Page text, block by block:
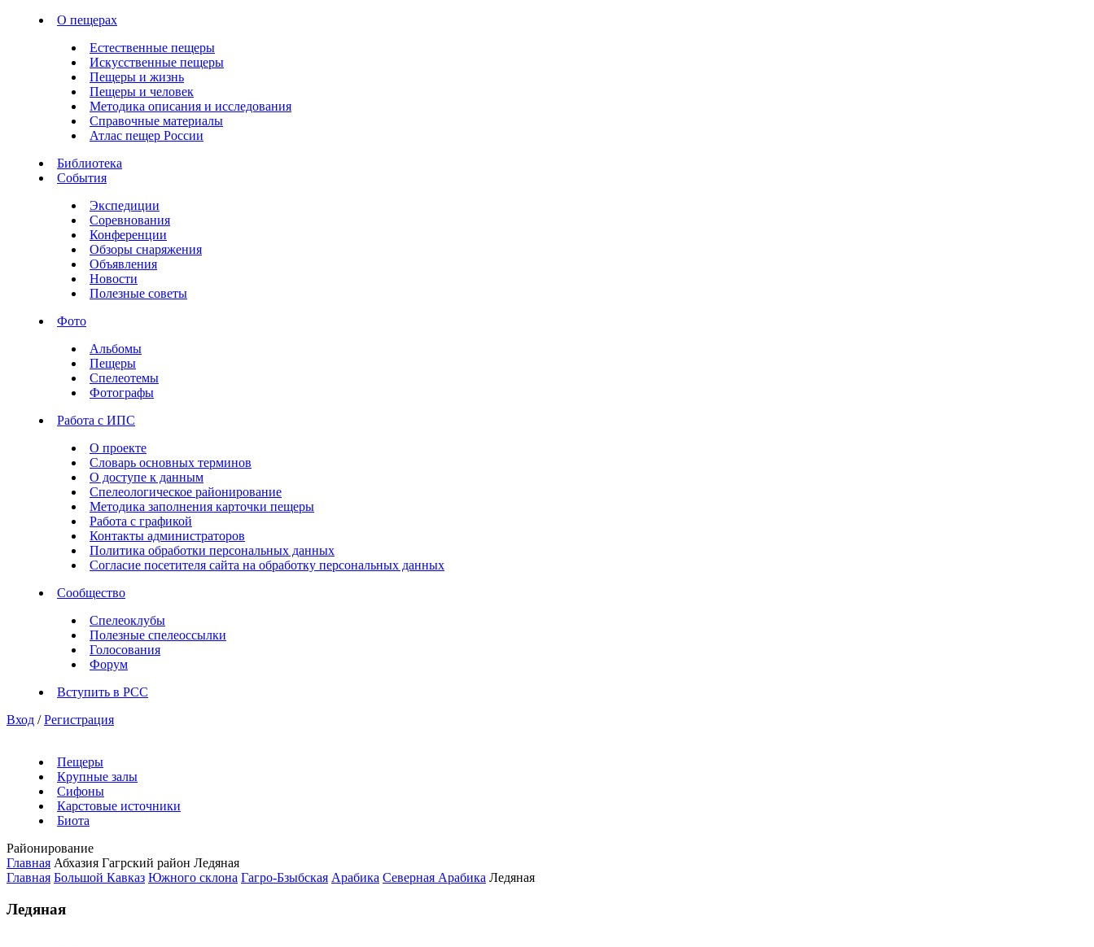
О пещерах
Естественные пещеры
Искусственные пещеры
Пещеры и жизнь
Пещеры и человек
Методика описания и исследования
Справочные материалы
Атлас пещер России
Библиотека
События
Экспедиции
Соревнования
Конференции
Обзоры снаряжения
Объявления
Новости
Полезные советы
Фото
Альбомы
Пещеры
Спелеотемы
Фотографы
Работа с ИПС
О проекте
Словарь основных терминов
О доступе к данным
Спелеологическое районирование
Методика заполнения карточки пещеры
Работа с графикой
Контакты администраторов
Политика обработки персональных данных
Согласие посетителя сайта на обработку персональных данных
Сообщество
Спелеоклубы
Полезные спелеоссылки
Голосования
Форум
Вступить в РСС
Вход / Регистрация
Пещеры
Крупные залы
Сифоны
Карстовые источники
Биота
Районирование
Главная Абхазия Гагрский район Ледяная
Главная Большой Кавказ Южного склона Гагро-Бзыбская Арабика Северная Арабика Ледяная
Ледяная